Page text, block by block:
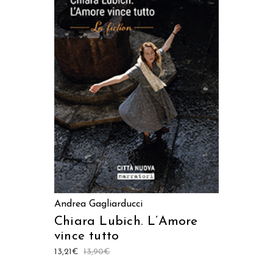
AGGIUNGI AL CARRELLO
Andrea Gagliarducci
Chiara Lubich. L’Amore
vince tutto
13,90€
13,21 €